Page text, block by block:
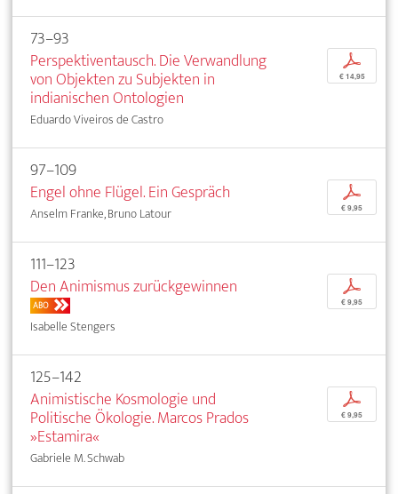
73–93
Perspektiventausch. Die Verwandlung
von Objekten zu Subjekten in
indianischen Ontologien
Eduardo Viveiros de Castro
p
€ 14,95
97–109
Engel ohne Flügel. Ein Gespräch
Anselm Franke, Bruno Latour
p
€ 9,95
111–123
Den Animismus zurückgewinnen
ABO
Isabelle Stengers
p
€ 9,95
125–142
Animistische Kosmologie und
Politische Ökologie. Marcos Prados
»Estamira«
Gabriele M. Schwab
p
€ 9,95